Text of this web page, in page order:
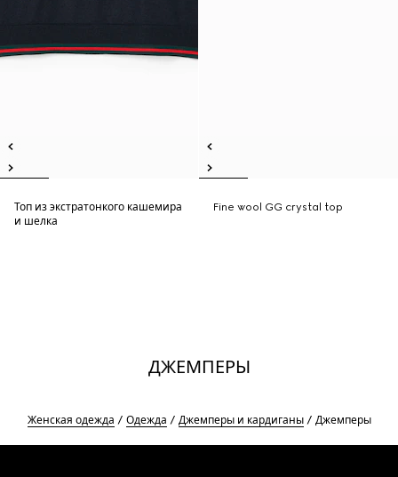
Топ из экстратонкого кашемира
и шелка
Fine wool GG crystal top
ДЖЕМПЕРЫ
Женская одежда Одежда Джемперы и кардиганы Джемперы